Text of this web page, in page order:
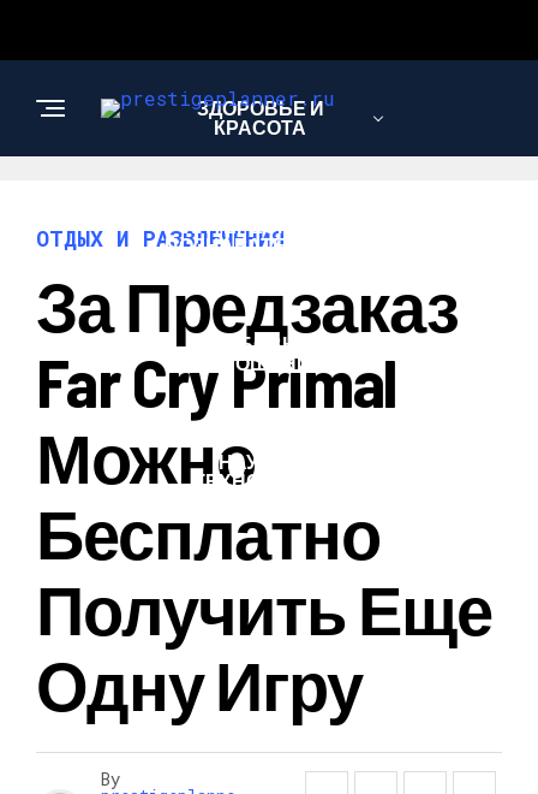
ЗДОРОВЬЕ И
КРАСОТА
ИНТЕРЕСНОЕ И
ПОЗНАВАТЕЛЬНОЕ
ЛЮБОВЬ И
ОТНОШЕНИЯ
НАУКА И
ТЕХНОЛОГИИ
ОТДЫХ И РАЗВЛЕЧЕНИЯ
За Предзаказ
Far Cry Primal
Можно
Бесплатно
Получить Еще
Одну Игру
By